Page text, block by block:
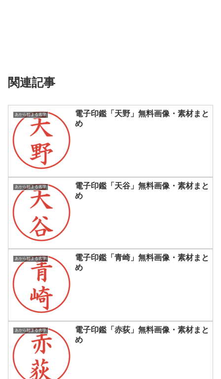
関連記事
あから始まる名字
電子印鑑「天野」無料画像・素材まと
め
あから始まる名字
電子印鑑「天谷」無料画像・素材まと
め
あから始まる名字
電子印鑑「青崎」無料画像・素材まと
め
あから始まる名字
電子印鑑「赤荻」無料画像・素材まと
め